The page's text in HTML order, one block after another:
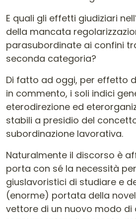
E quali gli effetti giudiziari
della mancata
parasubordinate ai confini
seconda categoria?
Di fatto ad oggi, per effetto
in commento, i soli indici
eterodirezione ed
stabili a presidio del
subordinazione lavorativa.
Naturalmente il discorso è
porta con sé la necessità
giuslavoristici di studiare e
(enorme) portata della
vettore di un nuovo modo